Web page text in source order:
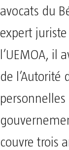
avocats du
expert
l’UEMOA, il
de l’Autorité
personnelles
couvre trois